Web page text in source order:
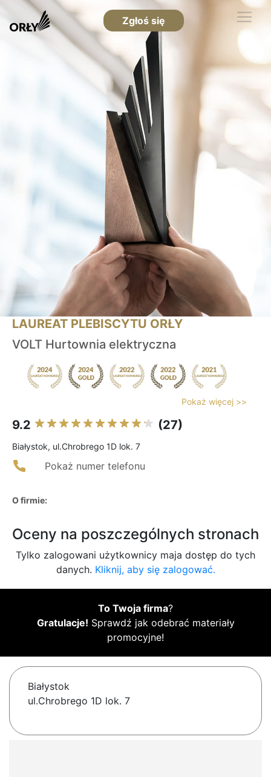
Zgłoś się
LAUREAT PLEBISCYTU ORŁY
VOLT Hurtownia elektryczna
Pokaż więcej >>
9.2 (27)
Białystok, ul.Chrobrego 1D lok. 7
Pokaż numer telefonu
O firmie:
Oceny na poszczególnych stronach
Tylko zalogowani użytkownicy maja dostęp do tych
danych. Kliknij, aby się zalogować.
To Twoja firma?
Gratulacje! Sprawdź jak odebrać materiały
promocyjne!
Białystok
ul.Chrobrego 1D lok. 7